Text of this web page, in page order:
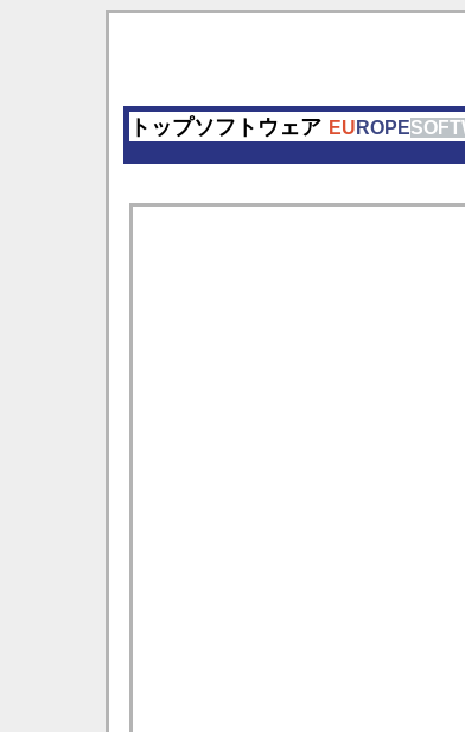
トップソフトウェア EU ROPE